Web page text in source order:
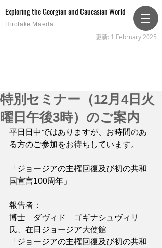
Exploring the Georgian and Caucasian World
Hirotake Maeda
更新: 1 February 2025
特別セミナー（12月4日火
曜日午後3時）のご案内
平日日中ではありますが、お時間のあ
る方のご参加をお待ちしています。
「ジョージアの主権回復及び初の共和
国宣言100周年」
報告者：
博士　ダヴィド　ゴギナシュヴィリ
氏、在日ジョージア大使館
「ジョージアの主権回復及び初の共和